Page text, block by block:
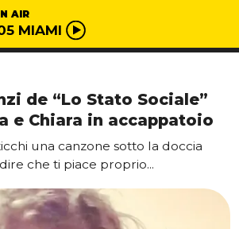
AIR
MIAMI
de “Lo Stato Sociale”
e Chiara in accappatoio
una canzone sotto la doccia
che ti piace proprio...